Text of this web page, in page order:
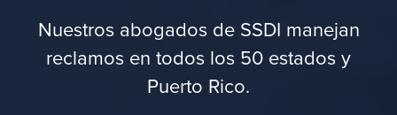
Nuestros abogados de SSDI manejan
reclamos en todos los 50 estados y
Puerto Rico.